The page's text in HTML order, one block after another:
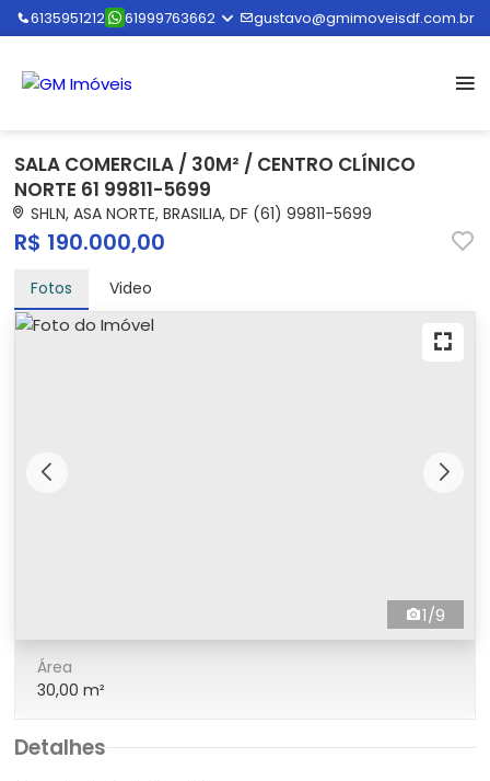
6135951212 61999763662 gustavo@gmimoveisdf.com.br
SALA COMERCILA / 30M² / CENTRO CLÍNICO
NORTE 61 99811-5699
SHLN, ASA NORTE, BRASILIA, DF (61) 99811-5699
R$ 190.000,00
Fotos Video
1/9
Área
30,00 m²
Detalhes